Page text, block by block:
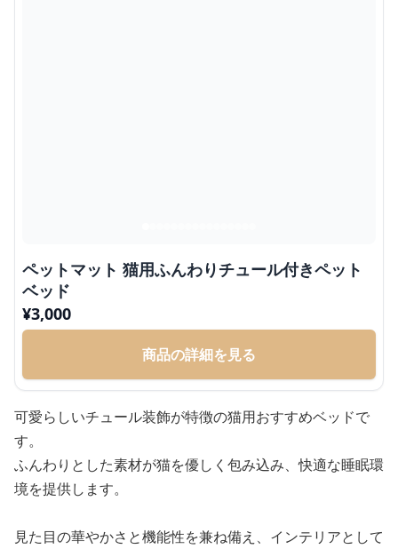
ペットマット 猫用ふんわりチュール付きペット
ベッド
¥3,000
商品の詳細を見る
可愛らしいチュール装飾が特徴の猫用おすすめベッドで
す。
ふんわりとした素材が猫を優しく包み込み、快適な睡眠環
境を提供します。
見た目の華やかさと機能性を兼ね備え、インテリアとして